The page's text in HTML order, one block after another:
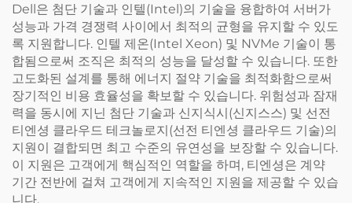
Dell은 첨단 기술과 인텔(Intel)의 기술을 융합하여 서버가
성능과 가격 경쟁력 사이에서 최적의 균형을 유지할 수 있도
록 지원합니다. 인텔 제온(Intel Xeon) 및 NVMe 기술이 통
합됨으로써 조직은 최적의 성능을 달성할 수 있습니다. 또한
고도화된 설계를 통해 에너지 절약 기술을 최적화함으로써
장기적인 비용 효율성을 확보할 수 있습니다. 위험성과 잠재
력을 동시에 지닌 첨단 기술과 신지식시(신지스스) 및 선전
티엔셩 클라우드 테크놀로지(선전 티엔셩 클라우드 기술)의
지원이 결합되면 최고 수준의 유연성을 보장할 수 있습니다.
이 지원은 고객에게 핵심적인 역할을 하며, 티엔셩은 계약
기간 전반에 걸쳐 고객에게 지속적인 지원을 제공할 수 있습
니다.